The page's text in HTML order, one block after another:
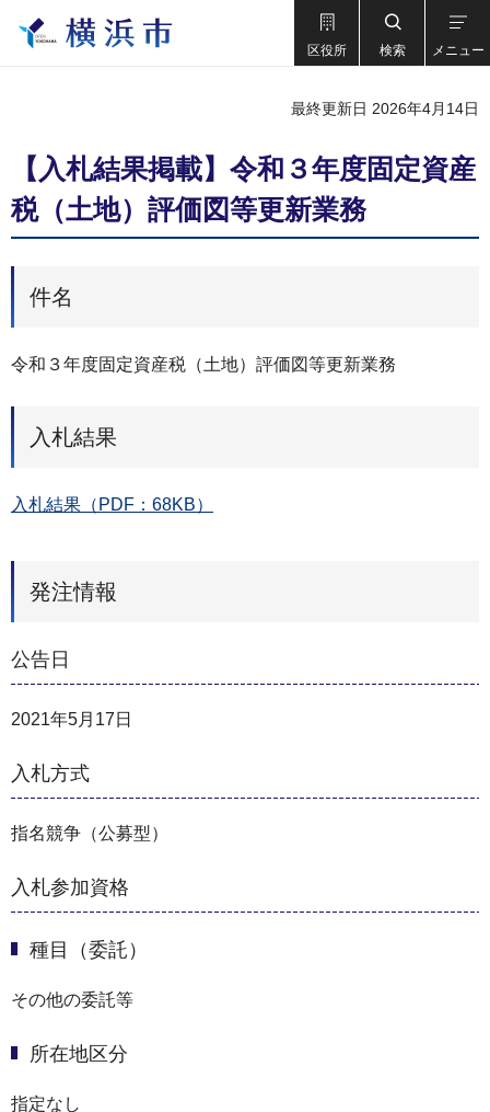
区役所 検索 メニュー
最終更新日 2026年4月14日
【入札結果掲載】令和３年度固定資産
税（土地）評価図等更新業務
件名
令和３年度固定資産税（土地）評価図等更新業務
入札結果
入札結果（PDF：68KB）
発注情報
公告日
2021年5月17日
入札方式
指名競争（公募型）
入札参加資格
種目（委託）
その他の委託等
所在地区分
指定なし